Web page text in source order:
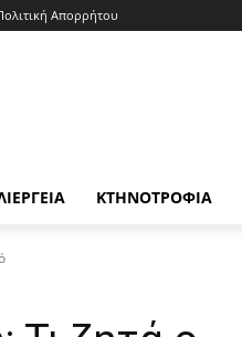
Απορρήτου
ΚΤΗΝΟΤΡΟΦΙΑ